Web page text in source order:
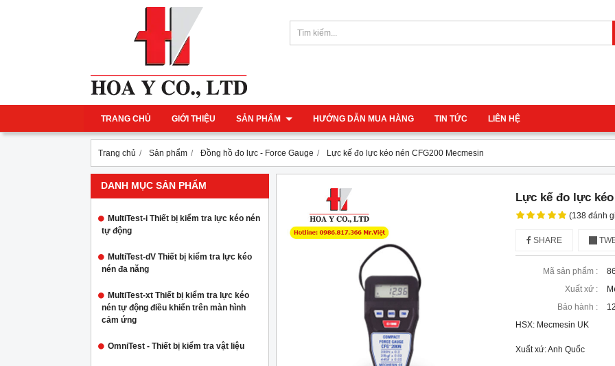
TRANG CHỦ GIỚI THIỆU SẢN PHẨM HƯỚNG DẪN MUA HÀNG TIN TỨC LIÊN HỆ
Trang chủ Sản phẩm Đồng hồ đo lực - Force Gauge Lực kế đo lực kéo nén CFG200 Mecmesin
DANH MỤC SẢN PHẨM
MultiTest-i Thiết bị kiểm tra lực kéo nén
tự động
MultiTest-dV Thiết bị kiểm tra lực kéo
nén đa năng
MultiTest-xt Thiết bị kiểm tra lực kéo
nén tự động điều khiển trên màn hình
cảm ứng
OmniTest - Thiết bị kiểm tra vật liệu
Lực kế đo lực kéo
(138 đánh
SHARE
Mã sản phẩm :
Xuất xứ :
Bảo hành :
HSX: Mecmesin UK
Xuất xứ: Anh Quốc